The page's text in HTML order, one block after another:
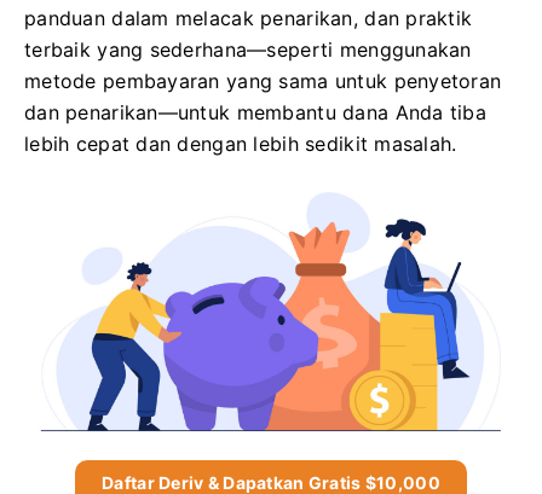
panduan dalam melacak penarikan, dan praktik
terbaik yang sederhana—seperti menggunakan
metode pembayaran yang sama untuk penyetoran
dan penarikan—untuk membantu dana Anda tiba
lebih cepat dan dengan lebih sedikit masalah.
Daftar Deriv & Dapatkan Gratis $10,000